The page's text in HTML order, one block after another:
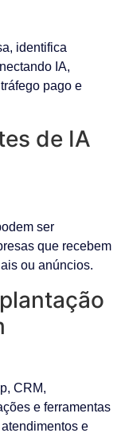
identifica
IA,
pago e
de IA
ser
que recebem
ou anúncios.
CRM,
e ferramentas
e